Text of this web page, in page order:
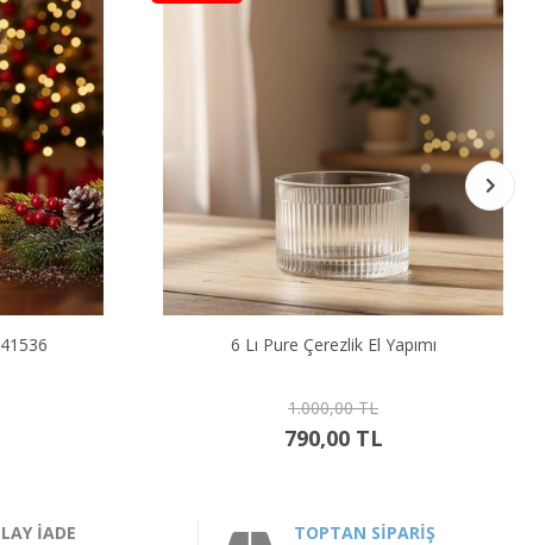
6 Lı Rattan Çerezlik El Yapımı
1.000,00 TL
790,00 TL
İADE TOPTAN SİPARİŞ